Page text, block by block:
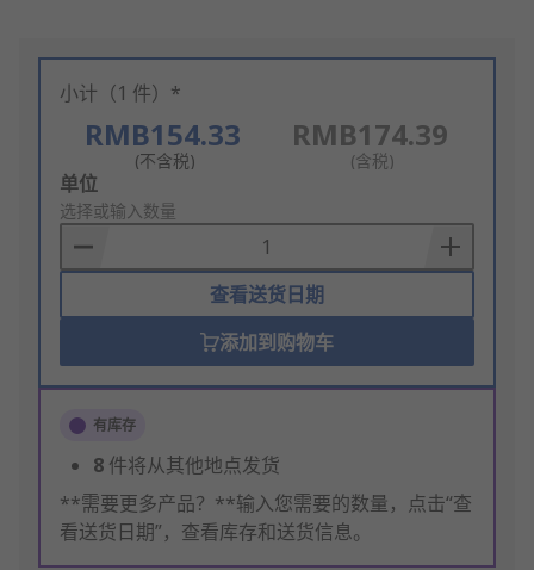
小计（1 件）*
RMB154.33
(不含税)
RMB174.39
(含税)
Add
to
Basket
单位
选择或输入数量
查看送货日期
添加到购物车
有库存
8 件将从其他地点发货
**需要更多产品？**输入您需要的数量，点击“查
看送货日期”，查看库存和送货信息。